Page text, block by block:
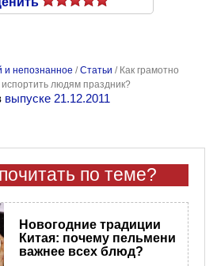
и непознанное /Статьи / Как грамотно
людям праздник?
выпуске 21.12.2011
по теме?
Новогодние традиции
Китая: почему пельмени
важнее всех блюд?